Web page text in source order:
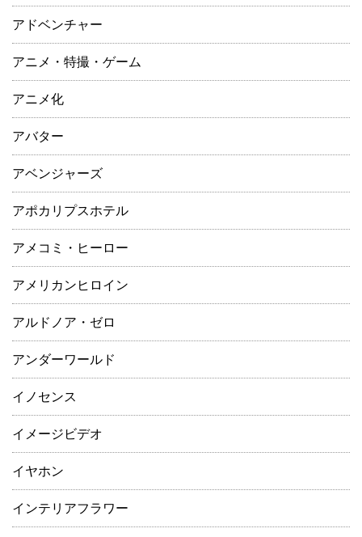
アドベンチャー
アニメ・特撮・ゲーム
アニメ化
アバター
アベンジャーズ
アポカリプスホテル
アメコミ・ヒーロー
アメリカンヒロイン
アルドノア・ゼロ
アンダーワールド
イノセンス
イメージビデオ
イヤホン
インテリアフラワー